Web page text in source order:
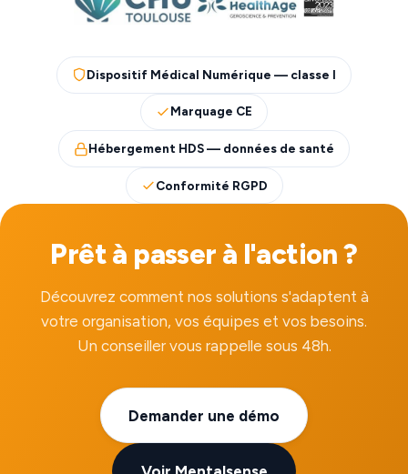
Dispositif Médical Numérique — classe I
Marquage CE
Hébergement HDS — données de santé
Conformité RGPD
Prêt à passer à l'action ?
Découvrez comment nos solutions s'adaptent à
votre organisation, vos équipes et vos besoins.
Un conseiller vous rappelle sous 48h.
Demander une démo